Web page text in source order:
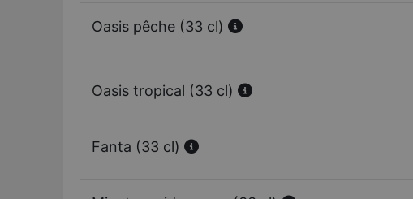
Oasis pêche (33 cl)
Oasis tropical (33 cl)
Fanta (33 cl)